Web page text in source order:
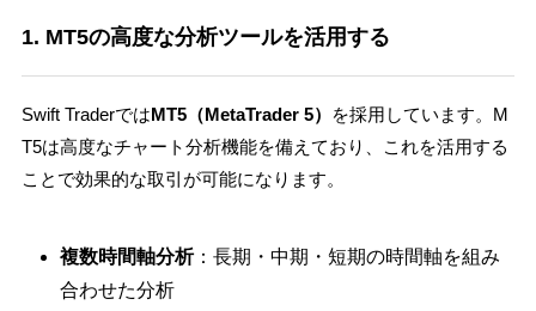
1. MT5の高度な分析ツールを活用する
Swift TraderではMT5（MetaTrader 5）
を採用しています。M
T5は高度なチャート分析機能を備えており、これを活用する
ことで効果的な取引が可能になります。
複数時間軸分析：長期・中期・短期の時間軸を組み
合わせた分析